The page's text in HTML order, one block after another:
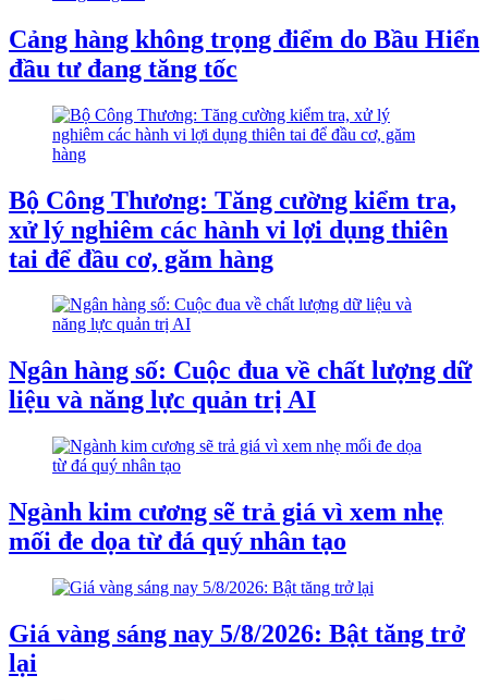
Cảng hàng không trọng điểm do Bầu Hiển
đầu tư đang tăng tốc
Bộ Công Thương: Tăng cường kiểm tra,
xử lý nghiêm các hành vi lợi dụng thiên
tai để đầu cơ, găm hàng
Ngân hàng số: Cuộc đua về chất lượng dữ
liệu và năng lực quản trị AI
Ngành kim cương sẽ trả giá vì xem nhẹ
mối đe dọa từ đá quý nhân tạo
Giá vàng sáng nay 5/8/2026: Bật tăng trở
lại